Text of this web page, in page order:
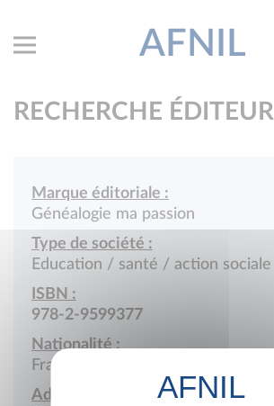
AFNIL
RECHERCHE ÉDITEUR
Marque éditoriale :
Généalogie ma passion
Type de société :
Education / santé / action sociale
ISBN :
978-2-9599377
Nationalité :
France
Adresse :